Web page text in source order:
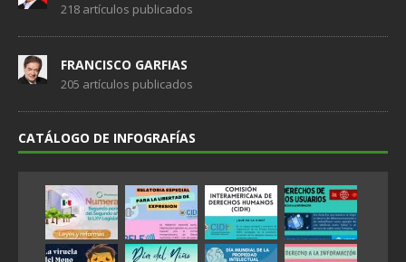
218 artículos publicados
FRANCISCO GARFIAS
205 artículos publicados
CATÁLOGO DE INFOGRAFÍAS